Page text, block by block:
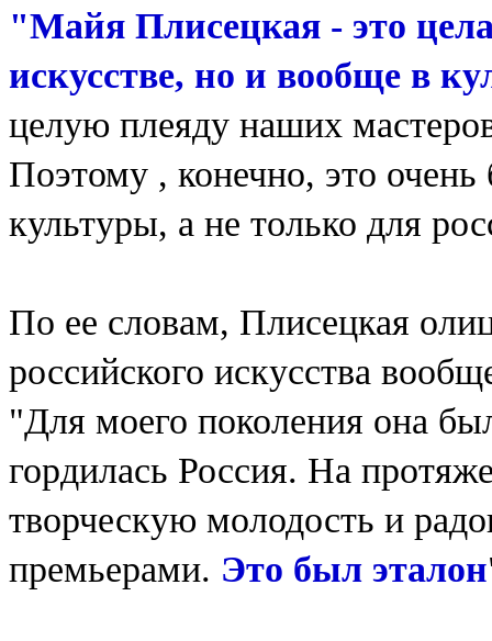
"Майя Плисецкая - это
искусстве, но и вообще в
целую плеяду наших
Поэтому , конечно, это
культуры, а не только для
По ее словам, Плисецкая
российского искусства
"Для моего поколения она
гордилась Россия. На
творческую молодость и
премьерами. Это был эталон